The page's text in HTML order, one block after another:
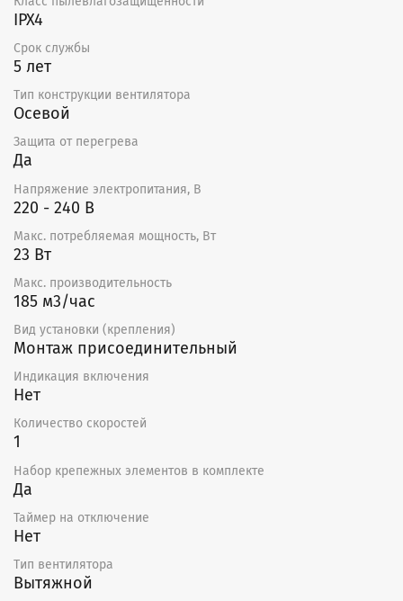
IPX4
Срок службы
5 лет
Тип конструкции вентилятора
Осевой
Защита от перегрева
Да
Напряжение электропитания, В
220 - 240 В
Макс. потребляемая мощность, Вт
23 Вт
Макс. производительность
185 м3/час
Вид установки (крепления)
Монтаж присоединительный
Индикация включения
Нет
Количество скоростей
1
Набор крепежных элементов в комплекте
Да
Таймер на отключение
Нет
Тип вентилятора
Вытяжной